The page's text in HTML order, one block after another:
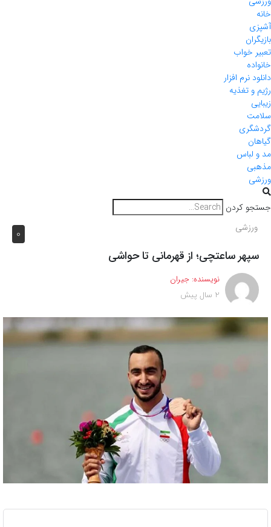
خانه
آشپزی
بازیگران
تعبیر خواب
خانواده
دانلود نرم افزار
رژیم و تغذیه
زیبایی
سلامت
گردشگری
گیاهان
مد و لباس
مذهبی
ورزشی
جستجو کردن
0 ورزشی
سپهر ساعتچی؛ از قهرمانی تا حواشی
نویسنده: جیران
2 سال پیش